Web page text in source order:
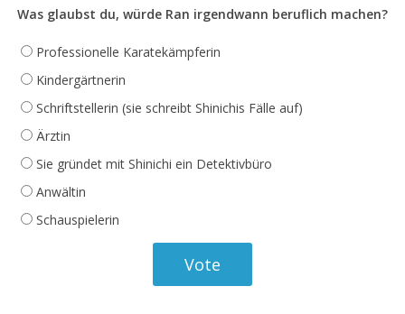
Was glaubst du, würde Ran irgendwann beruflich machen?
Professionelle Karatekämpferin
Kindergärtnerin
Schriftstellerin (sie schreibt Shinichis Fälle auf)
Ärztin
Sie gründet mit Shinichi ein Detektivbüro
Anwältin
Schauspielerin